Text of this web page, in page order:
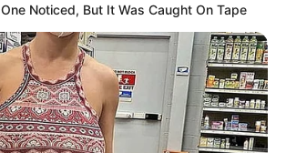
Noticed, But It Was Caught On Tape